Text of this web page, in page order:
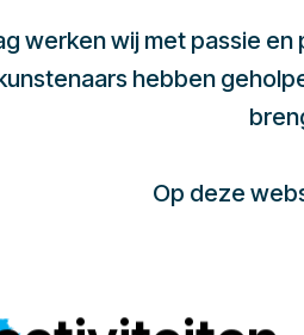
werken wij met passie
hebben
Op deze